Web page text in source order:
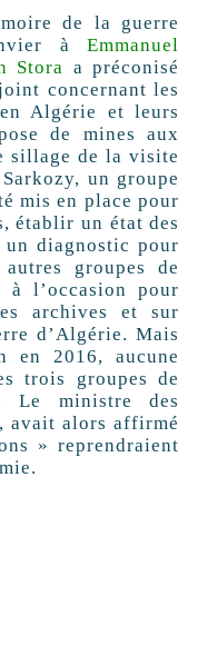
de la guerre
àEmmanuel
Stora a préconisé
concernant les
Algérie et leurs
de mines aux
sillage de la visite
un groupe
mis en place pour
établir un état des
diagnostic pour
groupes de
l’occasion pour
archives et sur
d’Algérie. Mais
en 2016, aucune
trois groupes de
Le ministre des
, avait alors affirmé
» reprendraient